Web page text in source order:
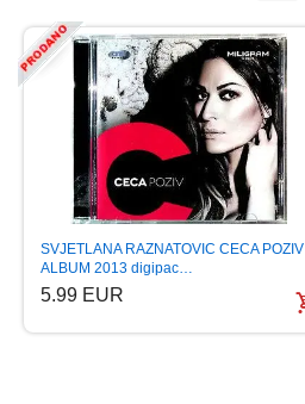
SVJETLANA RAZNATOVIC CECA POZIV
ALBUM 2013 digipac…
5.99 EUR